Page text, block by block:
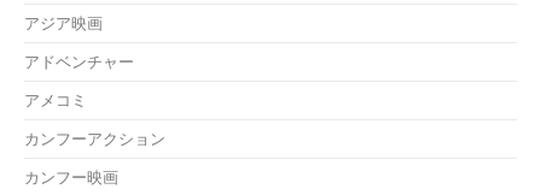
アジア映画
アドベンチャー
アメコミ
カンフーアクション
カンフー映画